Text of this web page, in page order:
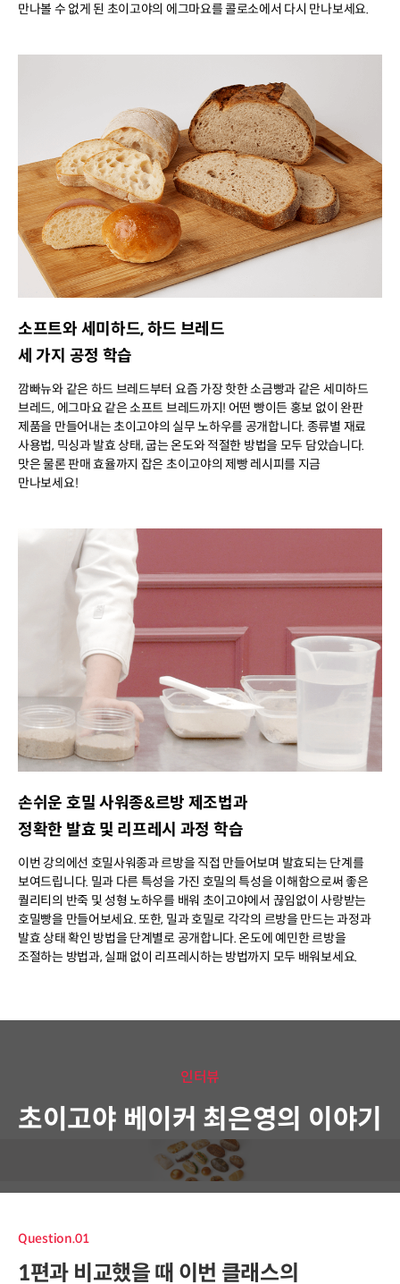
만나볼 수 없게 된 초이고야의 에그마요를 콜로소에서 다시 만나보세요.
소프트와 세미하드, 하드 브레드
세 가지 공정 학습
깜빠뉴와 같은 하드 브레드부터 요즘 가장 핫한 소금빵과 같은 세미하드
브레드, 에그마요 같은 소프트 브레드까지! 어떤 빵이든 홍보 없이 완판
제품을 만들어내는 초이고야의 실무 노하우를 공개합니다. 종류별 재료
사용법, 믹싱과 발효 상태, 굽는 온도와 적절한 방법을 모두 담았습니다.
맛은 물론 판매 효율까지 잡은 초이고야의 제빵 레시피를 지금
만나보세요!
손쉬운 호밀 사워종&르방 제조법과
정확한 발효 및 리프레시 과정 학습
이번 강의에선 호밀사워종과 르방을 직접 만들어보며 발효되는 단계를
보여드립니다. 밀과 다른 특성을 가진 호밀의 특성을 이해함으로써 좋은
퀄리티의 반죽 및 성형 노하우를 배워 초이고야에서 끊임없이 사랑받는
호밀빵을 만들어보세요. 또한, 밀과 호밀로 각각의 르방을 만드는 과정과
발효 상태 확인 방법을 단계별로 공개합니다. 온도에 예민한 르방을
조절하는 방법과, 실패 없이 리프레시하는 방법까지 모두 배워보세요.
인터뷰
초이고야 베이커 최은영의 이야기
Question.01
1편과 비교했을 때 이번 클래스의